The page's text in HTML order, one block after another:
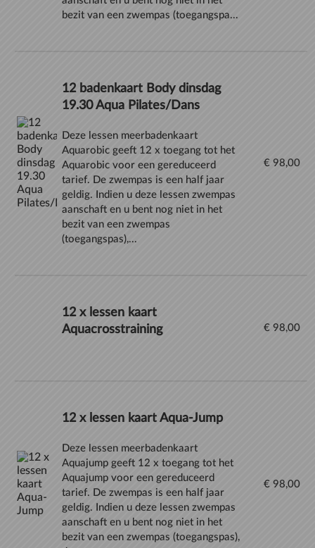
bezit van een zwempas (toegangspa...
12 badenkaart Body dinsdag
19.30 Aqua Pilates/Dans
Deze lessen meerbadenkaart
Aquarobic geeft 12 x toegang tot het
Aquarobic voor een gereduceerd
tarief. De zwempas is een half jaar
geldig. Indien u deze lessen zwempas
aanschaft en u bent nog niet in het
bezit van een zwempas
(toegangspas),...
€ 98,00
12 x lessen kaart
Aquacrosstraining
€ 98,00
12 x lessen kaart Aqua-Jump
Deze lessen meerbadenkaart
Aquajump geeft 12 x toegang tot het
Aquajump voor een gereduceerd
tarief. De zwempas is een half jaar
geldig. Indien u deze lessen zwempas
aanschaft en u bent nog niet in het
bezit van een zwempas (toegangspas),
€ 98,00